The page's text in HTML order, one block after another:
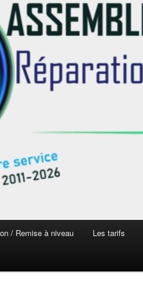
/ Remise à niveau Les tarifs